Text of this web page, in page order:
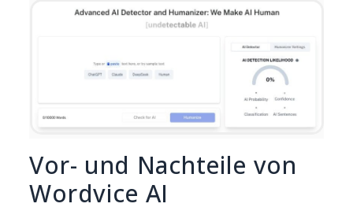
Vor- und Nachteile von
Wordvice AI